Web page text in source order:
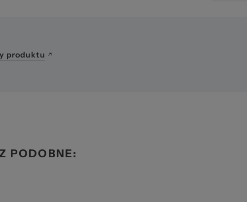
produktu
PODOBNE: